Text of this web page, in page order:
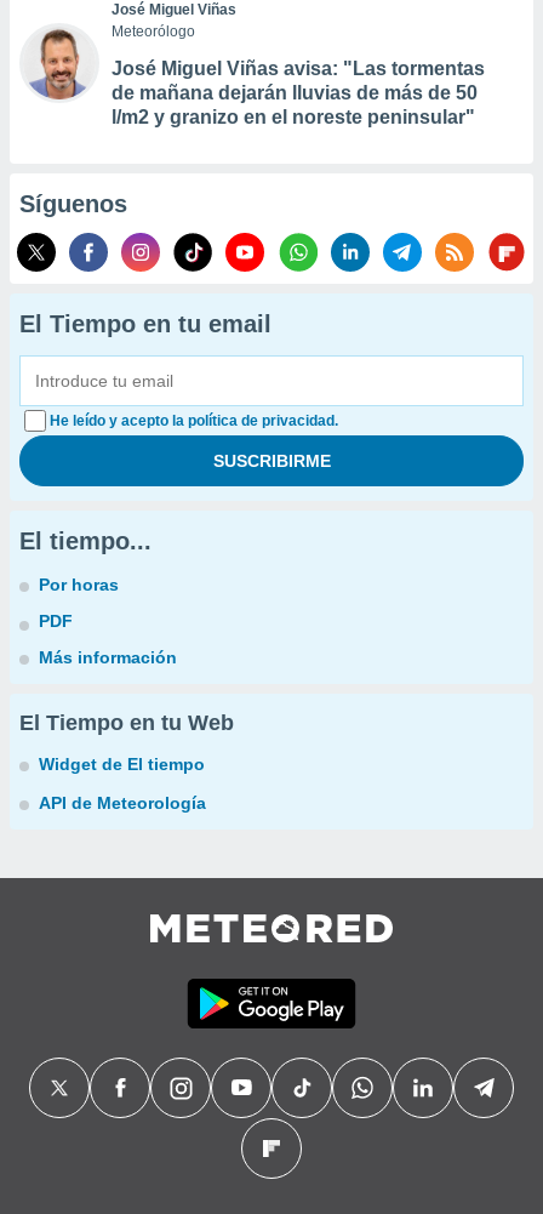
José Miguel Viñas
Meteorólogo
José Miguel Viñas avisa: "Las tormentas
de mañana dejarán lluvias de más de 50
l/m2 y granizo en el noreste peninsular"
Síguenos
El Tiempo en tu email
He leído y acepto la política de privacidad.
El tiempo...
Por horas
PDF
Más información
El Tiempo en tu Web
Widget de El tiempo
API de Meteorología